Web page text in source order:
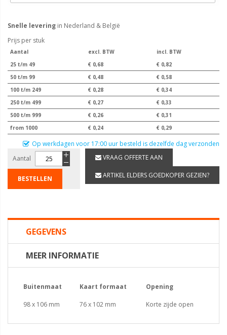
Snelle levering in Nederland & België
Prijs per stuk
Aantal excl. BTW
incl. BTW
25 t/m 49
€ 0,68
€ 0,82
50 t/m 99
€ 0,48
€ 0,58
100 t/m 249
€ 0,28
€ 0,34
250 t/m 499
€ 0,27
€ 0,33
500 t/m 999
€ 0,26
€ 0,31
from 1000
€ 0,24 € 0,29
Op werkdagen voor 17:00 uur besteld is dezelfde dag verzonden
Aantal
BESTELLEN
VRAAG OFFERTE AAN
ARTIKEL ELDERS GOEDKOPER GEZIEN?
GEGEVENS
MEER INFORMATIE
Buitenmaat Kaart formaat Opening
98 x 106 mm 76 x 102 mm Korte zijde open